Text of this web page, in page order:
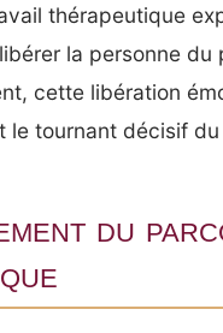
thérapeutique
la personne du
cette libération
le tournant décisif
du